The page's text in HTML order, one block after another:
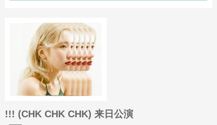
!!! (CHK CHK CHK) 来日公演